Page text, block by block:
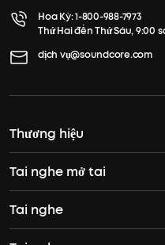
Hoa Kỳ:1-800-988-7973
Thứ Hai đến Thứ Sáu, 9:00
dịch vụ@soundcore.com
Thương hiệu
Câu chuyện của soundcore
Tham gia cộng đồng
Tai nghe mở tai
Tai nghe mở tai
Tai nghe